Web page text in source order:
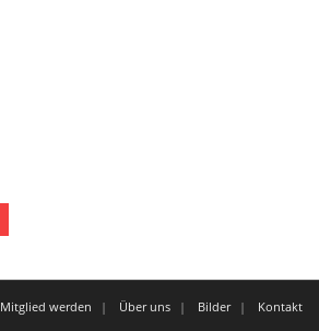
Mitglied werden Über uns Bilder
Kontakt